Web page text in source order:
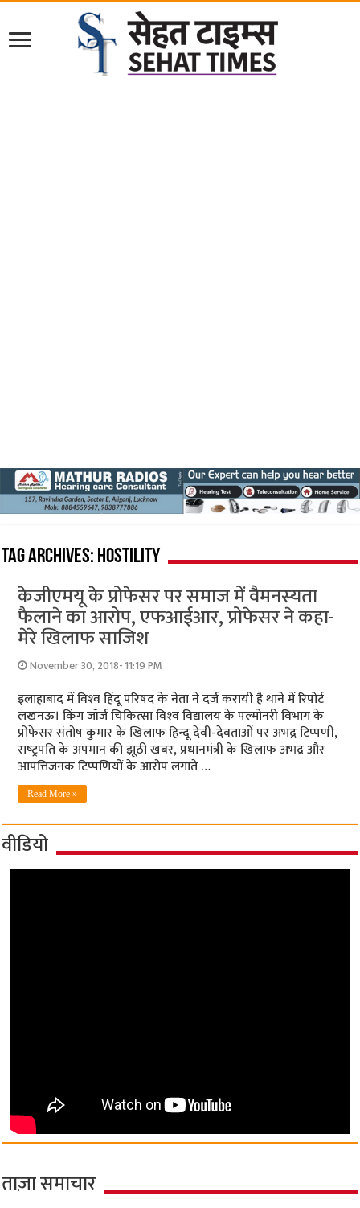
Tag Archives: hostility
केजीएमयू के प्रोफेसर पर समाज में वैमनस्‍यता
फैलाने का आरोप, एफआईआर, प्रोफेसर ने कहा-
मेरे खिलाफ साजिश
November 30, 2018- 11:19 PM
इलाहाबाद में विश्‍व हिंदू परिषद के नेता ने दर्ज करायी है थाने में रिपोर्ट
लखनऊ। किंग जॉर्ज चिकित्‍सा विश्‍व विद्यालय के पल्‍मोनरी विभाग के
प्रोफेसर संतोष कुमार के खिलाफ हिन्‍दू देवी-देवताओं पर अभद्र टिप्‍पणी,
राष्‍ट्रपति के अपमान की झूठी खबर, प्रधानमंत्री के खिलाफ अभद्र और
आपत्तिजनक टिप्‍पणियों के आरोप लगाते …
Read More »
वीडियो
ताज़ा समाचार